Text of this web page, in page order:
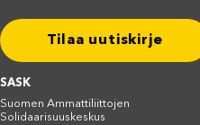
Tilaa uutiskirje
SASK
Suomen Ammattiliittojen
Solidaarisuuskeskus